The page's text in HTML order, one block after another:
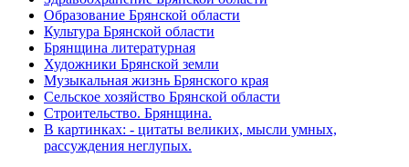
Образование Брянской области
Культура Брянской области
Брянщина литературная
Художники Брянской земли
Музыкальная жизнь Брянского края
Сельское хозяйство Брянской области
Строительство. Брянщина.
В картинках: - цитаты великих, мысли умных,
рассуждения неглупых.